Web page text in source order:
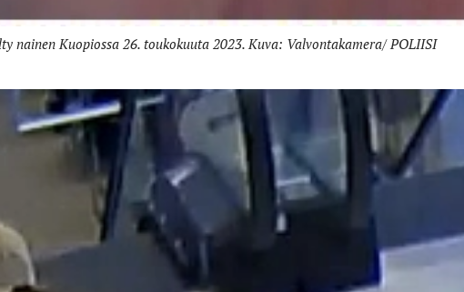
nainen Kuopiossa 26. toukokuuta 2023. Kuva: Valvontakamera/ POLIISI